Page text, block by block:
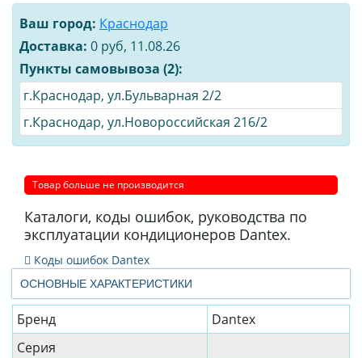
ОСНОВНЫЕ ХАРАКТЕРИСТИКИ
Бренд
Dantex
Серия
Ваш город: Краснодар
Доставка: 0 руб, 11.08.26
Пункты самовывоза (2):
г.Краснодар, ул.Бульварная 2/2
г.Краснодар, ул.Новороссийская 216/2
Товар больше не производится
Каталоги, коды ошибок, руководства по
эксплуатации кондиционеров Dantex.
Коды ошибок Dantex